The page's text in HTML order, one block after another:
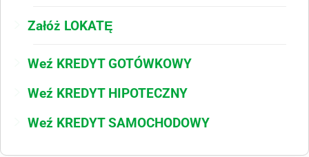
Załóż LOKATĘ
Weź KREDYT GOTÓWKOWY
Weź KREDYT HIPOTECZNY
Weź KREDYT SAMOCHODOWY